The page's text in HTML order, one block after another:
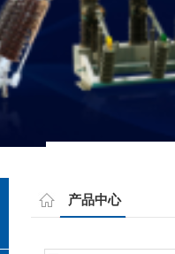
产品中心